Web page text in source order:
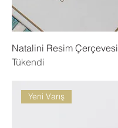
Natalini Resim Çerçevesi
Tükendi
Yeni Varış